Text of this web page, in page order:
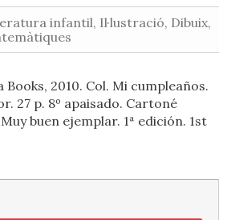
infantil, Il·lustració, Dibuix,
2010. Col. Mi cumpleaños.
27 p. 8º apaisado. Cartoné
buen ejemplar. 1ª edición. 1st